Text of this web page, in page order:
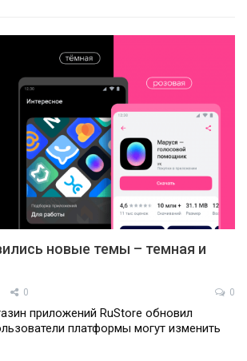
новые темы – темная и
0 0
приложений RuStore обновил
платформы могут изменить